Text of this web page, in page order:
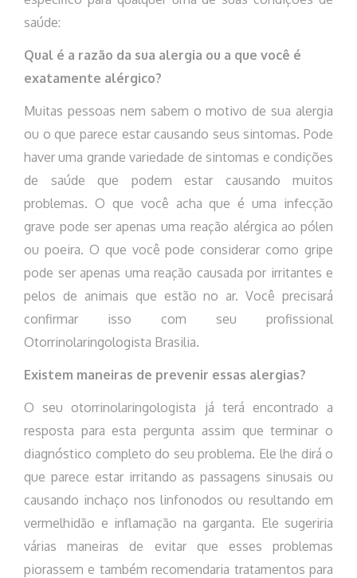
saúde:
Qual é a razão da sua alergia ou a que você é
exatamente alérgico?
Muitas pessoas nem sabem o motivo de sua alergia
ou o que parece estar causando seus sintomas. Pode
haver uma grande variedade de sintomas e condições
de saúde que podem estar causando muitos
problemas. O que você acha que é uma infecção
grave pode ser apenas uma reação alérgica ao pólen
ou poeira. O que você pode considerar como gripe
pode ser apenas uma reação causada por irritantes e
pelos de animais que estão no ar. Você precisará
confirmar isso com seu profissional
Otorrinolaringologista Brasilia.
Existem maneiras de prevenir essas alergias?
O seu otorrinolaringologista já terá encontrado a
resposta para esta pergunta assim que terminar o
diagnóstico completo do seu problema. Ele lhe dirá o
que parece estar irritando as passagens sinusais ou
causando inchaço nos linfonodos ou resultando em
vermelhidão e inflamação na garganta. Ele sugeriria
várias maneiras de evitar que esses problemas
piorassem e também recomendaria tratamentos para